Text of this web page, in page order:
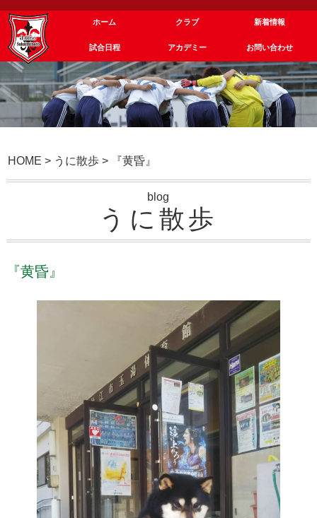
ホーム クラブ 新着情報
試合日程 アカデミー お問い合わせ
HOME > うに散歩 > 『黄昏』
blog
うに散歩
『黄昏』